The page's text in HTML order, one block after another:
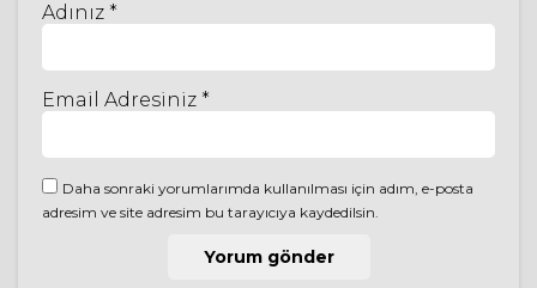
Adınız *
Email Adresiniz *
Daha sonraki yorumlarımda kullanılması için adım, e-posta
adresim ve site adresim bu tarayıcıya kaydedilsin.